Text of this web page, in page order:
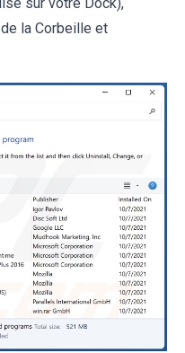
la Corbeille et